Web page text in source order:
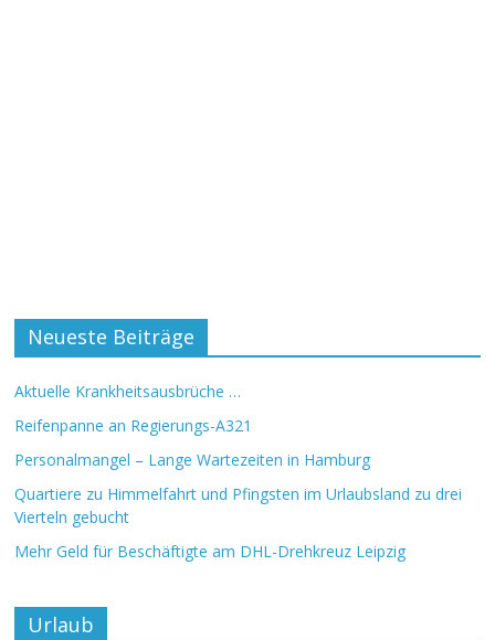
Neueste Beiträge
Aktuelle Krankheitsausbrüche …
Reifenpanne an Regierungs-A321
Personalmangel – Lange Wartezeiten in Hamburg
Quartiere zu Himmelfahrt und Pfingsten im Urlaubsland zu drei
Vierteln gebucht
Mehr Geld für Beschäftigte am DHL-Drehkreuz Leipzig
Urlaub